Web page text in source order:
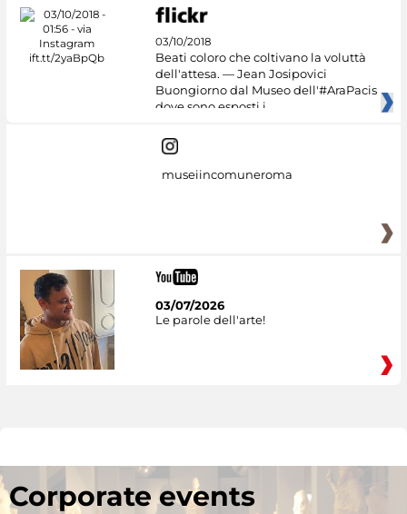
03/10/2018
Beati coloro che coltivano la voluttà
dell'attesa. — Jean Josipovici
Buongiorno dal Museo dell'#AraPacis
dove sono esposti i
museiincomuneroma
03/07/2026
Le parole dell'arte!
Corporate events